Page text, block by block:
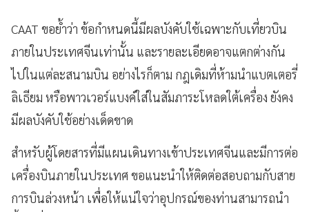
CAAT ขอย้ำว่า ข้อกำหนดนี้มีผลบังคับใช้เฉพาะกับเที่ยวบิน
ภายในประเทศจีนเท่านั้น และรายละเอียดอาจแตกต่างกัน
ไปในแต่ละสนามบิน อย่างไรก็ตาม กฎเดิมที่ห้ามนำแบตเตอรี่
ลิเธียม หรือพาวเวอร์แบงค์ใส่ในสัมภาระโหลดใต้เครื่อง ยังคง
มีผลบังคับใช้อย่างเด็ดขาด
สำหรับผู้โดยสารที่มีแผนเดินทางเข้าประเทศจีนและมีการต่อ
เครื่องบินภายในประเทศ ขอแนะนำให้ติดต่อสอบถามกับสาย
การบินล่วงหน้า เพื่อให้แน่ใจว่าอุปกรณ์ของท่านสามารถนำ